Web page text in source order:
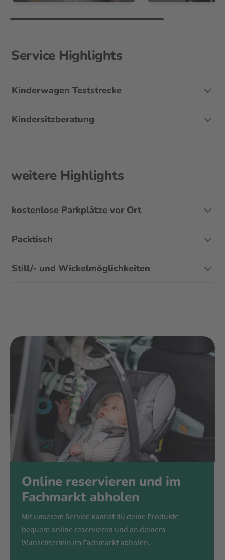
Service Highlights
Kinderwagen Teststrecke
Kindersitzberatung
weitere Highlights
kostenlose Parkplätze vor Ort
Packtisch
Still/- und Wickelmöglichkeiten
Online reservieren und im
Fachmarkt abholen
Mit unserem Service kannst du deine Produkte
bequem online reservieren und an deinem
Wunschtermin im Fachmarkt abholen.